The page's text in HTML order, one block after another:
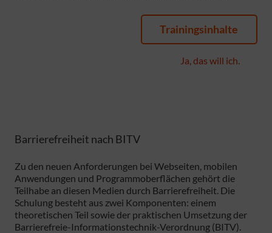
Trainingsinhalte
Ja, das will ich.
Barrierefreiheit nach BITV
Zu den neuen Anforderungen bei Webseiten, mobilen
Anwendungen und Programmoberflächen gehört die
Teilhabe an diesen Medien durch Barrierefreiheit. Die
Schulung besteht aus zwei Komponenten: einem
theoretischen Teil sowie der praktischen Umsetzung der
Barrierefreie-Informationstechnik-Verordnung (BITV).